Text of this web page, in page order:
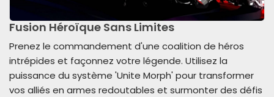
Fusion Héroïque Sans Limites
Prenez le commandement d'une coalition de héros
intrépides et façonnez votre légende. Utilisez la
puissance du système 'Unite Morph' pour transformer
vos alliés en armes redoutables et surmonter des défis